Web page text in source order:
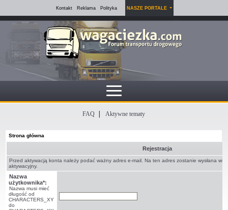
Kontakt Reklama Polityka NASZE PORTALE
FAQ Aktywne tematy
Strona główna
Rejestracja
Przed aktywacją konta należy podać ważny adres e-mail. Na ten adres zostanie wysłana
aktywacyjny.
Nazwa
użytkownika*:
Nazwa musi mieć
długość od
CHARACTERS_XY
do